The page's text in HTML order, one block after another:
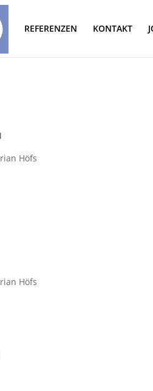
REFERENZEN KONTAKT
Höfs
Höfs